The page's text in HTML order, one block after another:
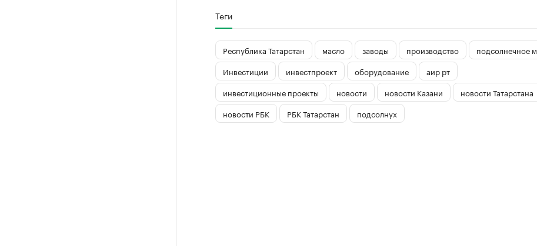
Теги
Республика Татарстан масло заводы производство
подсолнечное
Инвестиции
инвестпроект оборудование
аир рт
инвестиционные проекты
новости новости Казани
новости Татарстана
новости РБК
РБК Татарстан подсолнух